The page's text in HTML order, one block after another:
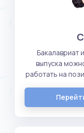
Бакалавриат
выпуска
работать на